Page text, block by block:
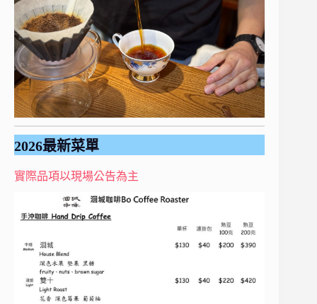
2026最新菜單
實際品項以現場公告為主